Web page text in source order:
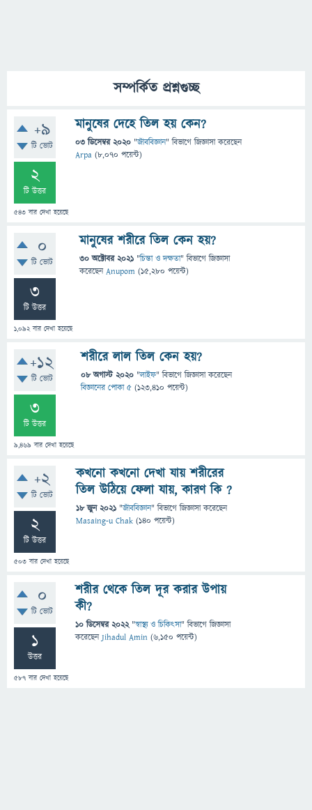
সম্পর্কিত প্রশ্নগুচ্ছ
+9
টি ভোট
2
টি উত্তর
543 বার দেখা হয়েছে
মানুষের দেহে তিল হয় কেন?
03 ডিসেম্বর 2020 "জীববিজ্ঞান" বিভাগে জিজ্ঞাসাকরেছেন
Arpa (8,070 পয়েন্ট)
0
টি ভোট
3
টি উত্তর
1,092বার দেখা হয়েছে
মানুষের শরীরে তিল কেন হয়?
30 অক্টোবর 2021 "চিন্তা ও দক্ষতা" বিভাগে জিজ্ঞাসা
করেছেনAnupom (15,280 পয়েন্ট)
+12
টি ভোট
3
টি উত্তর
9,469 বার দেখা হয়েছে
শরীরে লাল তিল কেন হয়?
08 অগাস্ট 2020 "লাইফ" বিভাগে জিজ্ঞাসাকরেছেন
বিজ্ঞানের পোকা ৫ (123,410 পয়েন্ট)
+2
টি ভোট
2
টি উত্তর
503 বার দেখা হয়েছে
কখনো কখনো দেখা যায় শরীরের
তিল উঠিয়ে ফেলা যায়, কারণ কি ?
18 জুন 2021 "জীববিজ্ঞান" বিভাগে জিজ্ঞাসাকরেছেন
Masaing-u Chak (140 পয়েন্ট)
0
টি ভোট
1
উত্তর
587 বার দেখা হয়েছে
শরীর থেকে তিল দূর করার উপায়
কী?
10 ডিসেম্বর 2022 "স্বাস্থ্য ও চিকিৎসা" বিভাগে জিজ্ঞাসা
করেছেনJihadul Amin (6,150 পয়েন্ট)